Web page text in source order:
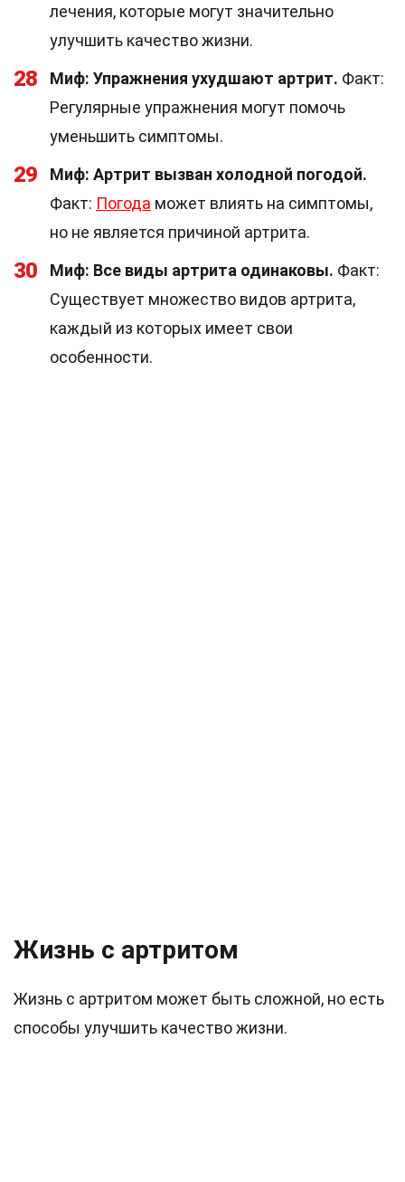
лечения, которые могут значительно
улучшить качество жизни.
28 Миф: Упражнения ухудшают артрит. Факт:
Регулярные упражнения могут помочь
уменьшить симптомы.
29
Миф: Артрит вызван холодной погодой.
Факт: Погода может влиять на симптомы,
но не является причиной артрита.
30 Миф: Все виды артрита одинаковы. Факт:
Существует множество видов артрита,
каждый из которых имеет свои
особенности.
Жизнь с артритом
Жизнь с артритом может быть сложной, но есть
способы улучшить качество жизни.